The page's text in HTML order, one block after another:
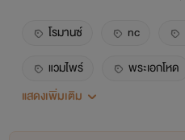
โรมานซ์ nc
แวมไพร์
พระเอกโหด
พระเอกคลั่งรัก
แสดงเพิ่มเติม